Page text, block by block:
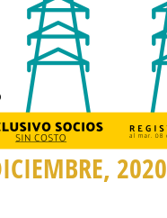
2020